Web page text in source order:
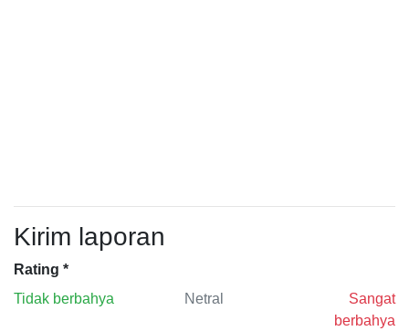
Kirim laporan
Rating *
Tidak berbahya
Netral
Sangat
berbahya